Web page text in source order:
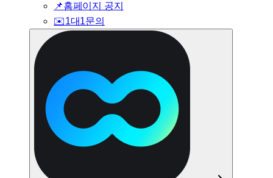
📌홈페이지 공지
✉️1대1문의